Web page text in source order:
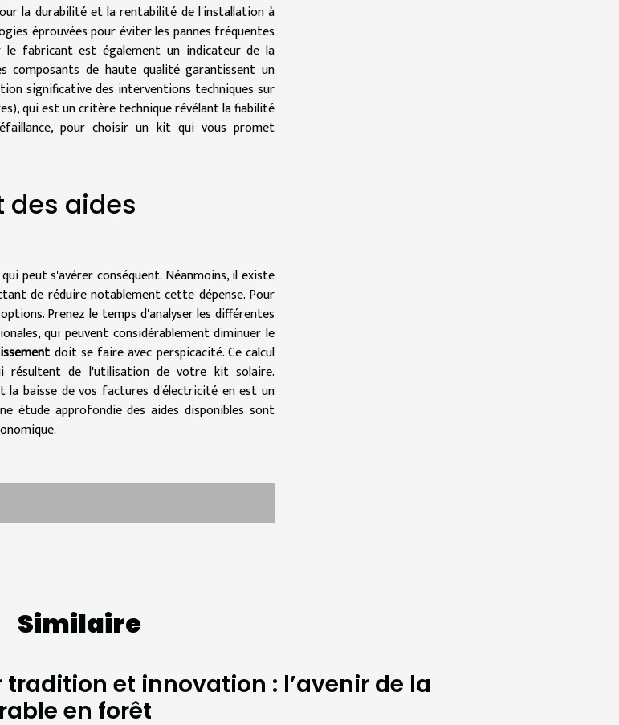
la durabilité et la rentabilité de l'installation à
éprouvées pour éviter les pannes fréquentes
fabricant est également un indicateur de la
composants de haute qualité garantissent un
significative des interventions techniques sur
qui est un critère technique révélant la fiabilité
pour choisir un kit qui vous promet
des aides
peut s'avérer conséquent. Néanmoins, il existe
de réduire notablement cette dépense. Pour
Prenez le temps d'analyser les différentes
qui peuvent considérablement diminuer le
doit se faire avec perspicacité. Ce calcul
résultent de l'utilisation de votre kit solaire.
baisse de vos factures d'électricité en est un
étude approfondie des aides disponibles sont
Similaire
tradition et innovation : l’avenir de la
en forêt